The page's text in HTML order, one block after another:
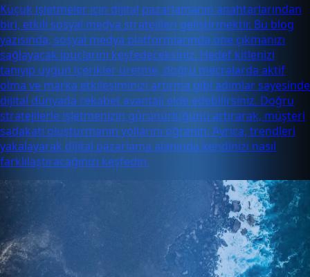
Küçük işletmeler için dijital pazarlamanın anahtarlarından
biri, etkili sosyal medya stratejileri geliştirmektir. Bu blog
yazısında, sosyal medya platformlarında öne çıkmanızı
sağlayacak ipuçlarını keşfedeceksiniz. Hedef kitlenizi
tanıyıp uygun içerikler üretme, doğru mecralarda aktif
olma ve marka etkileşiminizi artırma gibi adımlar sayesinde
dijital dünyada rekabet avantajı elde edebilirsiniz. Doğru
stratejilerle işletmenizin görünürlüğünü artırarak, müşteri
sadakati oluşturmanın yollarını öğrenin. Ayrıca, trendleri
yakalayarak dijital pazarlama alanında kendinizi nasıl
farklılaştıracağınızı keşfedin.